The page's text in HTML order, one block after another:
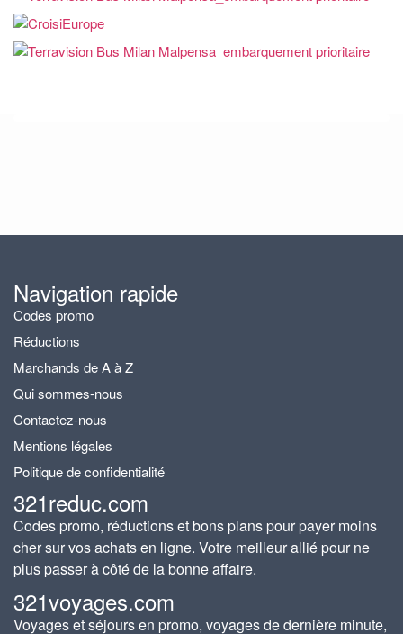
Navigation rapide
Codes promo
Réductions
Marchands de A à Z
Qui sommes-nous
Contactez-nous
Mentions légales
Politique de confidentialité
321reduc.com
Codes promo, réductions et bons plans pour payer moins
cher sur vos achats en ligne. Votre meilleur allié pour ne
plus passer à côté de la bonne affaire.
321voyages.com
Voyages et séjours en promo, voyages de dernière minute,